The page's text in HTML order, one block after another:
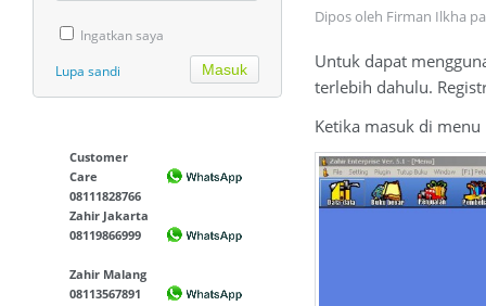
Ingatkan saya
Lupa sandi
Customer
Care
08111828766
Zahir Jakarta
08119866999
Zahir Malang
08113567891
Dipos oleh Firman Ilkha
Untuk dapat
terlebih dahulu.
Ketika masuk di